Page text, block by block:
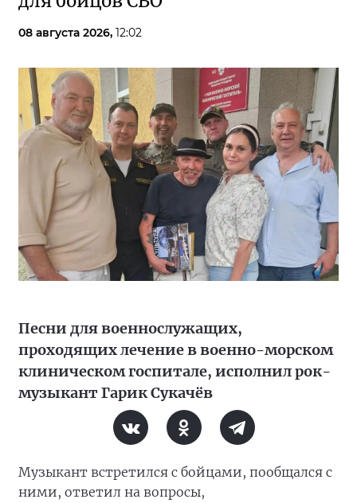
08 августа 2026, 12:02
Песни для военнослужащих,
проходящих лечение в военно-морском
клиническом госпитале, исполнил рок-
музыкант Гарик Сукачёв
Музыкант встретился с бойцами, пообщался с
ними, ответил на вопросы,